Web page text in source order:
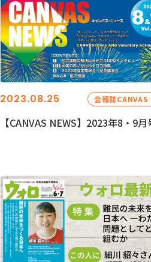
2023.08.25 会報誌CANVAS
【CANVAS NEWS】2023年8・9月